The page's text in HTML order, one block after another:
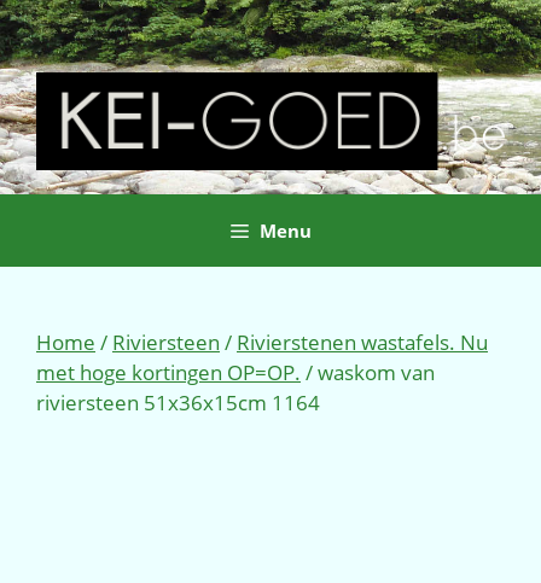
Ga
naar
de
inhoud
Menu
Home / Riviersteen / Rivierstenen wastafels. Nu
met hoge kortingen OP=OP. / waskom van
riviersteen 51x36x15cm 1164